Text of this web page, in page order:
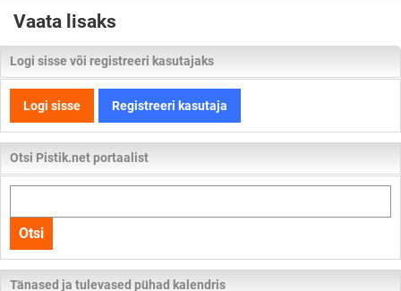
Vaata lisaks
Logi sisse või registreeri kasutajaks
Logi sisse Registreeri kasutaja
Otsi Pistik.net portaalist
kogu
lehelt
Otsi
Tänased ja tulevased pühad kalendris